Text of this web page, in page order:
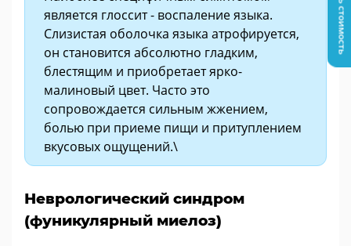
является глоссит - воспаление языка.
Слизистая оболочка языка атрофируется,
он становится абсолютно гладким,
блестящим и приобретает ярко-
малиновый цвет. Часто это
сопровождается сильным жжением,
болью при приеме пищи и притуплением
вкусовых ощущений.\
Неврологический синдром
(фуникулярный миелоз)